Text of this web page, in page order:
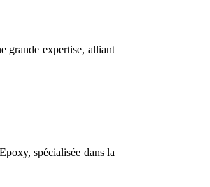
grande expertise, alliant
spécialisée dans la